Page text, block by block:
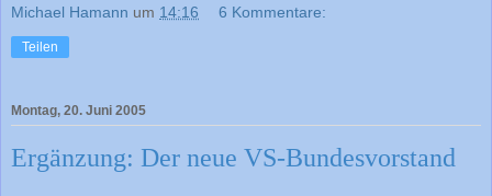
Michael Hamann um 14:16 6 Kommentare:
Teilen
Montag, 20. Juni 2005
Ergänzung: Der neue VS-Bundesvorstand